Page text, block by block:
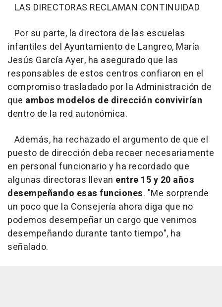
LAS DIRECTORAS RECLAMAN CONTINUIDAD
Por su parte, la directora de las escuelas
infantiles del Ayuntamiento de Langreo, María
Jesús García Ayer, ha asegurado que las
responsables de estos centros confiaron en el
compromiso trasladado por la Administración de
que ambos modelos de dirección convivirían
dentro de la red autonómica.
Además, ha rechazado el argumento de que el
puesto de dirección deba recaer necesariamente
en personal funcionario y ha recordado que
algunas directoras llevan entre 15 y 20 años
desempeñando esas funciones. "Me sorprende
un poco que la Consejería ahora diga que no
podemos desempeñar un cargo que venimos
desempeñando durante tanto tiempo", ha
señalado.